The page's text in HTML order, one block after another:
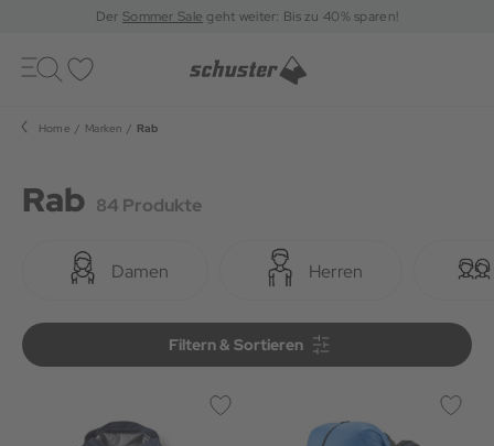
DerSommer Sale geht weiter: Bis zu 40% sparen!
Toggle
navigation
Home Marken Rab
Rab 84 Produkte
Damen Herren
Filtern & Sortieren
Filtern & Sortieren